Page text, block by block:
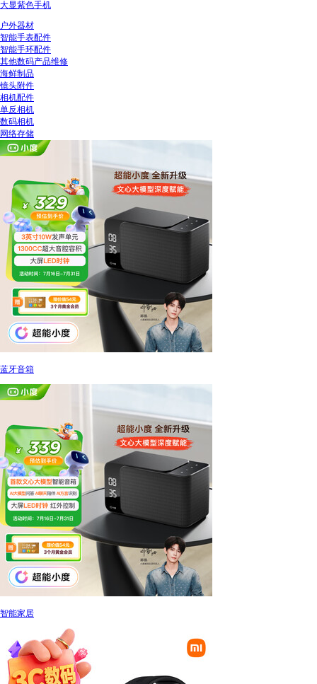
大显紫色手机
户外器材
智能手表配件
智能手环配件
其他数码产品维修
海鲜制品
镜头附件
相机配件
单反相机
数码相机
网络存储
蓝牙音箱
智能家居